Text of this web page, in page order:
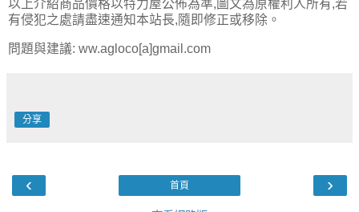
以上介紹商品價格以特力屋公佈為準,圖文為原權利人所有,若
有侵犯之處請盡速通知本站長,隨即修正或移除。
問題與建議: ww.agloco[a]gmail.com
分享
‹ ›
首頁